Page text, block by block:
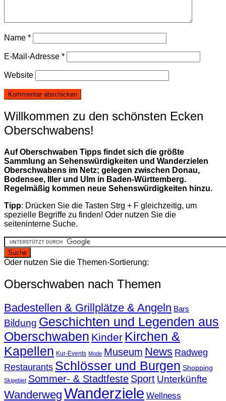
Name *
E-Mail-Adresse *
Website
Willkommen zu den schönsten Ecken
Oberschwabens!
Auf Oberschwaben Tipps findet sich die größte
Sammlung an Sehenswürdigkeiten und Wanderzielen
Oberschwabens im Netz; gelegen zwischen Donau,
Bodensee, Iller und Ulm in Baden-Württemberg.
Regelmäßig kommen neue Sehenswürdigkeiten hinzu.
Tipp: Drücken Sie die Tasten Strg + F gleichzeitig, um
spezielle Begriffe zu finden! Oder nutzen Sie die
seiteninterne Suche.
Oder nutzen Sie die Themen-Sortierung:
Oberschwaben nach Themen
Badestellen & Grillplätze & Angeln Bars
Bildung Geschichten und Legenden aus
Oberschwaben Kinder Kirchen &
Kapellen Kur-Events Mode Museum News Radweg
Restaurants Schlösser und Burgen Shopping
Skigebiet Sommer- & Stadtfeste Sport Unterkünfte
Wanderweg Wanderziele Wellness